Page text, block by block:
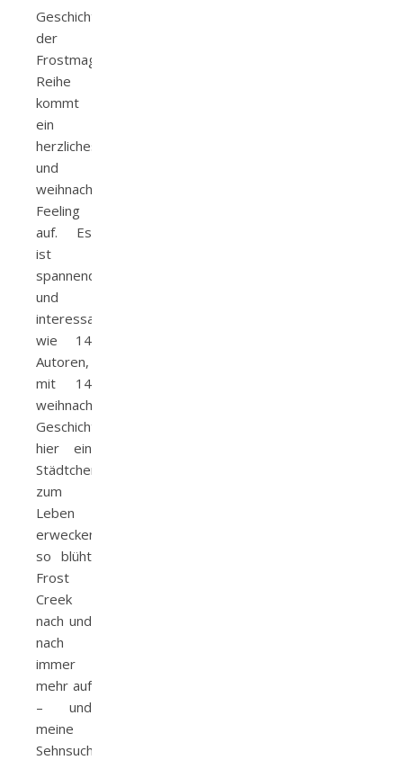
Geschichte
der
Frostmagie-
Reihe
kommt
ein
herzliches
und
weihnachtliches
Feeling
auf. Es
ist
spannend
und
interessant,
wie 14
Autoren,
mit 14
weihnachtlichen
Geschichten,
hier ein
Städtchen
zum
Leben
erwecken….
so blüht
Frost
Creek
nach und
nach
immer
mehr auf
– und
meine
Sehnsucht